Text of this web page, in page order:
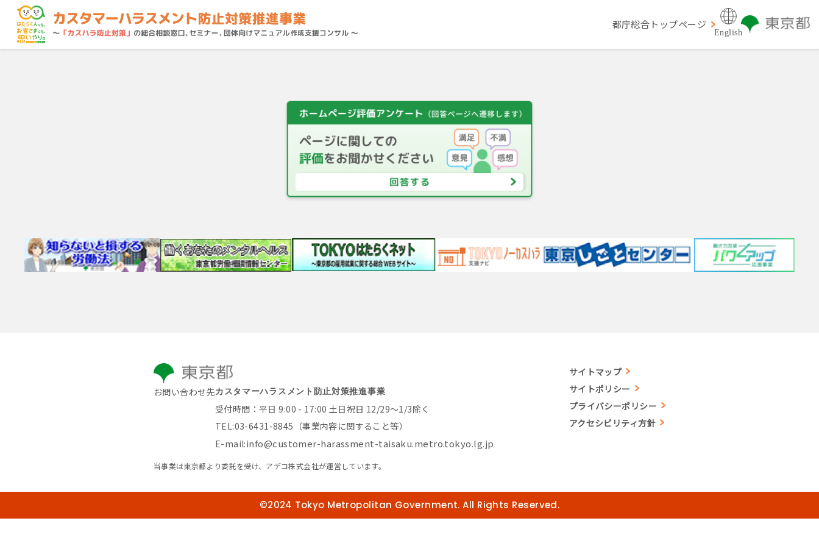
都庁総合トップページ
English
お問い合わせ先カスタマーハラスメント防止対策推進事業
受付時間：平日 9:00 - 17:00 土日祝日 12/29～1/3除く
TEL:03-6431-8845 （事業内容に関すること等）
E-mail:info@customer-harassment-taisaku.metro.tokyo.lg.jp
当事業は東京都より委託を受け、 アデコ株式会社が運営しています。
サイトマップ
サイトポリシー
プライバシーポリシー
アクセシビリティ方針
©2024 Tokyo Metropolitan Government. All Rights Reserved.